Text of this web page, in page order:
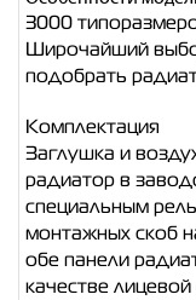
3000
Широчайший
подобрать
Комплектация
Заглушка и
радиатор в
специальным
монтажных скоб
обе панели
качестве